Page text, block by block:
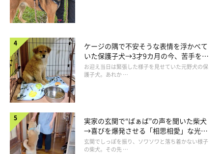
ケージの隅で不安そうな表情を浮かべて
いた保護子犬→3才9カ月の今、苦手を克
服し頼もしいコに成長！
お迎え当日は緊張した様子を見せていた元野犬の保
護子犬。あれか …
実家の玄関で“ばぁば”の声を聞いた柴犬
→喜びを爆発させる「相思相愛」な光景
にほっこり
玄関でしっぽを振り、ソワソワと落ち着かない様子
の柴犬。その先 …